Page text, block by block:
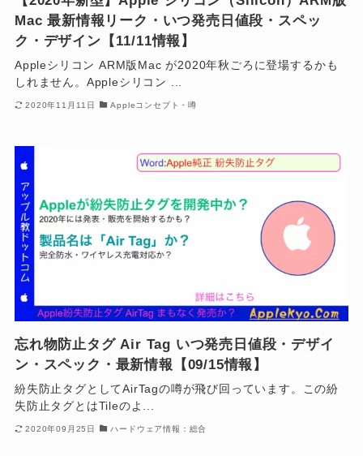
Mac 最新情報リーク・いつ発売日値段・スペッ
ク・デザイン【11/11情報】
Appleシリコン ARM版Mac が2020年秋ごろに登場するかも
しれません。Appleシリコン ...
2020年11月11日 Appleコンセプト・噂
忘れ物防止タグ Air Tag いつ発売日値段・デザイ
ン・スペック・最新情報【09/15情報】
紛失防止タグとしてAirTagの噂が飛び回っています。この紛
失防止タグとはTileのよ...
2020年09月25日 ハードウェア情報：総合